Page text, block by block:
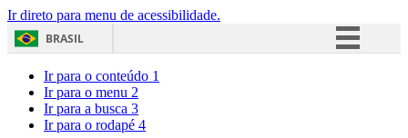
Ir direto para menu de acessibilidade.
BRASIL
Ir para o conteúdo 1
Ir para o menu 2
Ir para a busca 3
Ir para o rodapé 4